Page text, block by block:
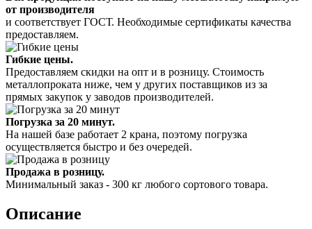
от производителя
и соответствует ГОСТ. Необходимые сертификаты качества
предоставляем.
Гибкие цены.
Предоставляем скидки на опт и в розницу. Стоимость
металлопроката ниже, чем у других поставщиков из за
прямых закупок у заводов производителей.
Погрузка за 20 минут.
На нашей базе работает 2 крана, поэтому погрузка
осуществляется быстро и без очередей.
Продажа в розницу.
Минимальный заказ - 300 кг любого сортового товара.
Описание